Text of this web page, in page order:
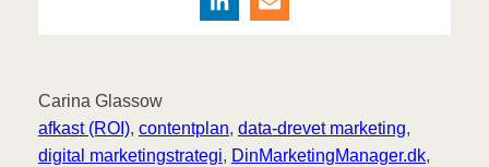
Carina Glassow
afkast (ROI), contentplan, data-drevet marketing
digital marketingstrategi, DinMarketingManager.dk